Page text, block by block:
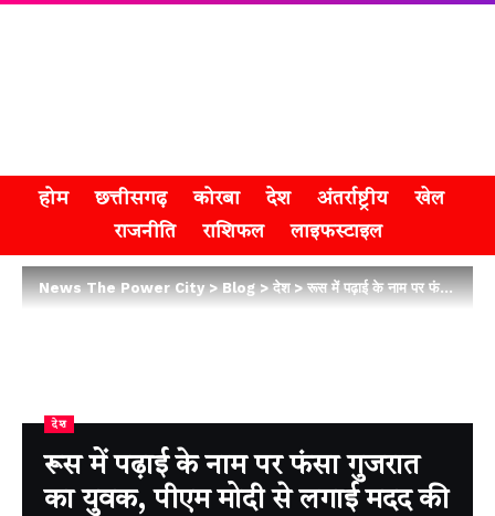
होम छत्तीसगढ़ कोरबा देश अंतर्राष्ट्रीय
खेल
राजनीति
राशिफल लाइफस्टाइल
News The Power City>Blog>देश>रूस में पढ़ाई के नाम पर फंसा गुजरात का युवक, पीएम मोदी से लगाई मदद की गुहार
देश
रूस में पढ़ाई के नाम पर फंसा गुजरात
का युवक, पीएम मोदी से लगाई मदद की